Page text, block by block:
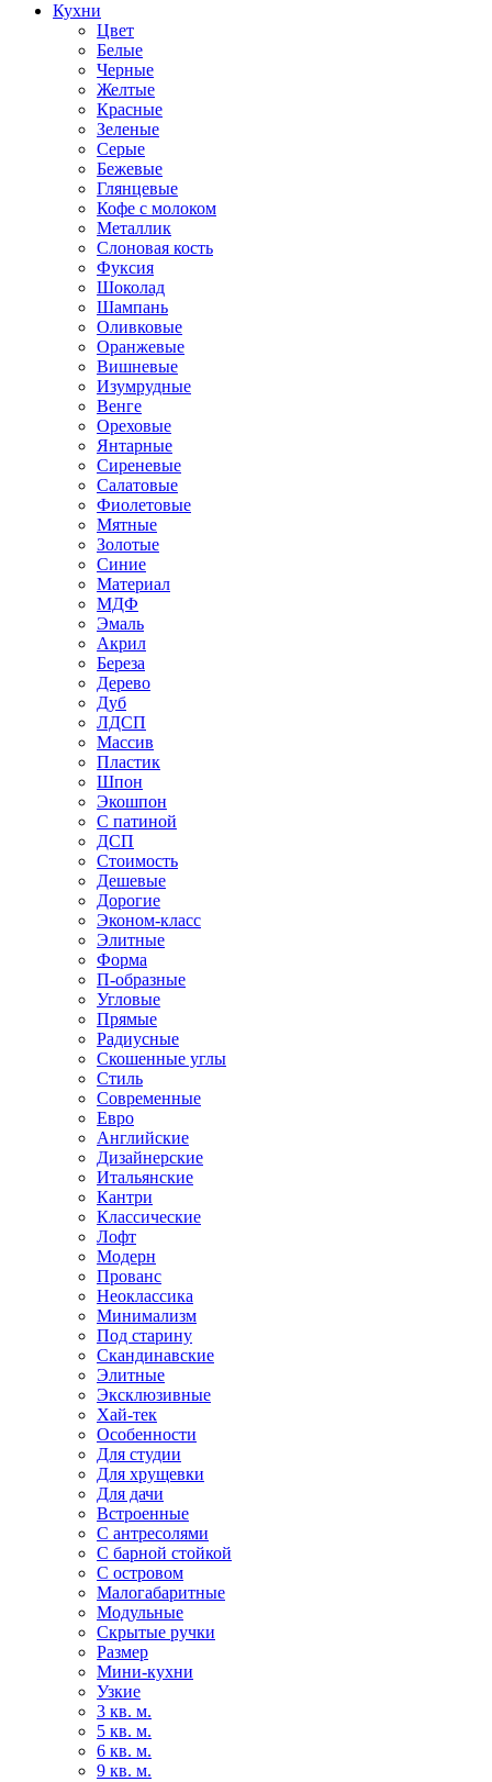
Кухни
Цвет
Белые
Черные
Желтые
Красные
Зеленые
Серые
Бежевые
Глянцевые
Кофе с молоком
Металлик
Слоновая кость
Фуксия
Шоколад
Шампань
Оливковые
Оранжевые
Вишневые
Изумрудные
Венге
Ореховые
Янтарные
Сиреневые
Салатовые
Фиолетовые
Мятные
Золотые
Синие
Материал
МДФ
Эмаль
Акрил
Береза
Дерево
Дуб
ЛДСП
Массив
Пластик
Шпон
Экошпон
С патиной
ДСП
Стоимость
Дешевые
Дорогие
Эконом-класс
Элитные
Форма
П-образные
Угловые
Прямые
Радиусные
Скошенные углы
Стиль
Современные
Евро
Английские
Дизайнерские
Итальянские
Кантри
Классические
Лофт
Модерн
Прованс
Неоклассика
Минимализм
Под старину
Скандинавские
Элитные
Эксклюзивные
Хай-тек
Особенности
Для студии
Для хрущевки
Для дачи
Встроенные
С антресолями
С барной стойкой
С островом
Малогабаритные
Модульные
Скрытые ручки
Размер
Мини-кухни
Узкие
3 кв. м.
5 кв. м.
6 кв. м.
9 кв. м.